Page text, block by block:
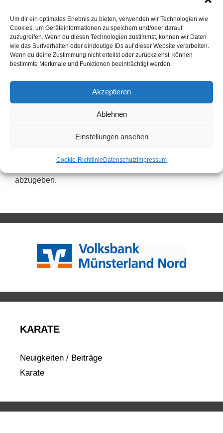
Um dir ein optimales Erlebnis zu bieten, verwenden wir Technologien wie
Cookies, um Geräteinformationen zu speichern und/oder darauf
zuzugreifen. Wenn du diesen Technologien zustimmst, können wir Daten
wie das Surfverhalten oder eindeutige IDs auf dieser Website verarbeiten.
Wenn du deine Zustimmung nicht erteilst oder zurückziehst, können
bestimmte Merkmale und Funktionen beeinträchtigt werden.
Akzeptieren
Ablehnen
Einstellungen ansehen
Cookie-RichtlinieDatenschutzImpressum
Karate
Oberliga-Sportkegler erobern Tabellenführung
Gute Ausgangsposition fürs Saisonfinale
abzugeben.
KARATE
Neuigkeiten / Beiträge
Karate